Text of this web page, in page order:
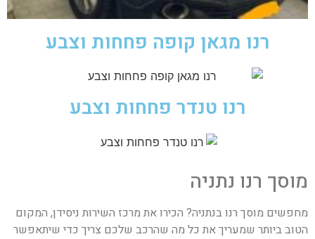
רנו מגאן קופה פחחות וצבע
רנו טנדר פחחות וצבע
מוסך רנו נתניה
מחפשים מוסך רנו בנתניה? הכירו את מרכז השירות ניסידן, המקום
הטוב ביותר שמעריך את כל מה שהרכב שלכם צריך כדי שיתאפשר